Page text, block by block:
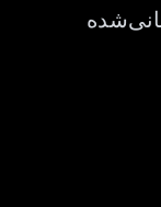
پشتیبانی‌شده